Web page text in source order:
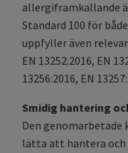
allergiframkallande
Standard 100 för
uppfyller även
EN 13252:2016, EN
13256:2016, EN
Smidig hantering
Den
lätta att hantera och